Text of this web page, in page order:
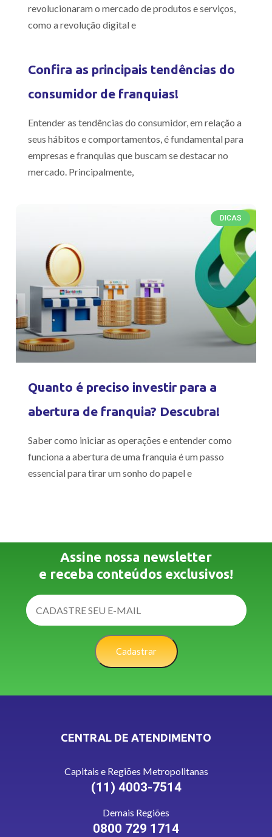
revolucionaram o mercado de produtos e serviços,
como a revolução digital e
Confira as principais tendências do
consumidor de franquias!
Entender as tendências do consumidor, em relação a
seus hábitos e comportamentos, é fundamental para
empresas e franquias que buscam se destacar no
mercado. Principalmente,
DICAS
Quanto é preciso investir para a
abertura de franquia? Descubra!
Saber como iniciar as operações e entender como
funciona a abertura de uma franquia é um passo
essencial para tirar um sonho do papel e
Assine nossa newsletter
e receba conteúdos exclusivos!
Cadastrar
CENTRAL DE ATENDIMENTO
Capitais e Regiões Metropolitanas
(11) 4003-7514
Demais Regiões
0800 729 1714